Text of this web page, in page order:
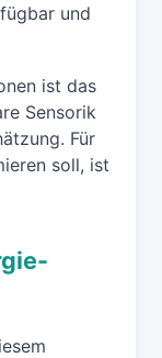
und
ist das
Sensorik
Für
soll, ist